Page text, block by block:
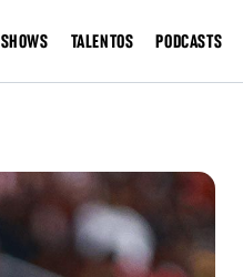
SHOWS TALENTOS PODCASTS